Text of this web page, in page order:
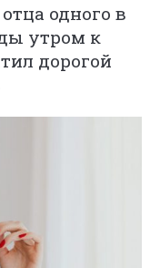
одного в
утром к
дорогой